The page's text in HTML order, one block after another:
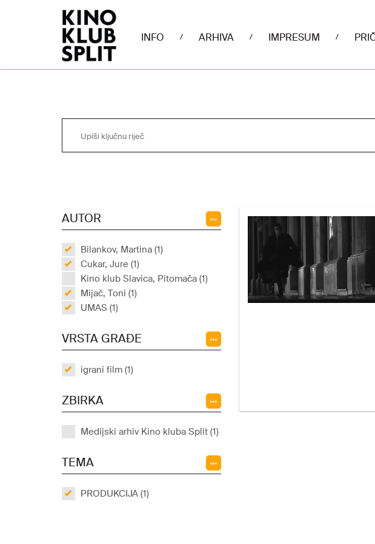
INFO / ARHIVA / IMPRESUM /
AUTOR
Bilankov, Martina (1)
Cukar, Jure (1)
Kino klub Slavica, Pitomača (1)
Mijač, Toni (1)
UMAS (1)
VRSTA GRAĐE
igrani film (1)
ZBIRKA
Medijski arhiv Kino kluba Split (1)
TEMA
PRODUKCIJA (1)